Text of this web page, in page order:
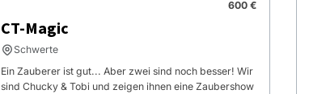
600 €
CT-Magic
Schwerte
Ein Zauberer ist gut... Aber zwei sind noch besser! Wir
sind Chucky & Tobi und zeigen ihnen eine Zaubershow